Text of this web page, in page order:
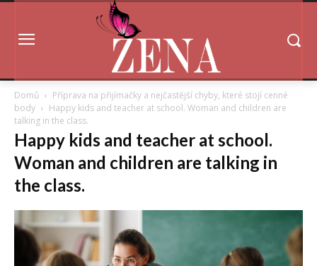
Domů
Příprava na přijímačky a nejčastější chyby, které stojí cenné
body
Happy kids and teacher at school. Woman and children are
talking in the class.
Happy kids and teacher at school.
Woman and children are talking in
the class.